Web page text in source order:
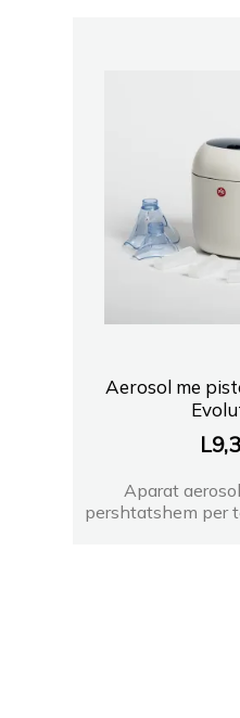
Aerosol me
L
Aparat
pershtatshem per